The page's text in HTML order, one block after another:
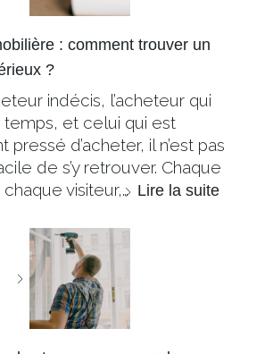
: comment trouver un
?
indécis, l’acheteur qui
temps, et celui qui est
d’acheter, il n’est pas
de s’y retrouver. Chaque
visiteur,… Lire la suite